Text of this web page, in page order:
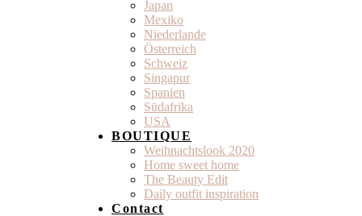
Japan
Mexiko
Niederlande
Österreich
Schweiz
Singapur
Spanien
Südafrika
USA
BOUTIQUE
Weihnachtslook 2020
Home sweet home
The Beauty Edit
Daily outfit inspiration
Contact